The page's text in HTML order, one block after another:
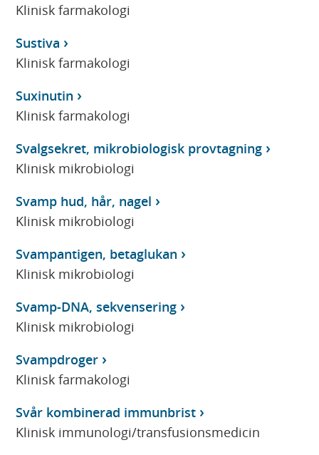
Klinisk farmakologi
Sustiva
Klinisk farmakologi
Suxinutin
Klinisk farmakologi
Svalgsekret, mikrobiologisk provtagning
Klinisk mikrobiologi
Svamp hud, hår, nagel
Klinisk mikrobiologi
Svampantigen, betaglukan
Klinisk mikrobiologi
Svamp-DNA, sekvensering
Klinisk mikrobiologi
Svampdroger
Klinisk farmakologi
Svår kombinerad immunbrist
Klinisk immunologi/transfusionsmedicin